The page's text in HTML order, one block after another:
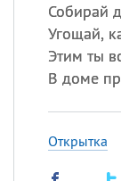
Собирай
Угощай,
Этим ты
В доме
Открытка